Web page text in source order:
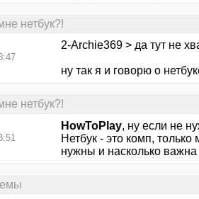
нетбук?!
2-Archie369 > да тут не
ну так я и говорю о
нетбук?!
HowToPlay, ну если не
Нетбук - это комп,
нужны и насколько